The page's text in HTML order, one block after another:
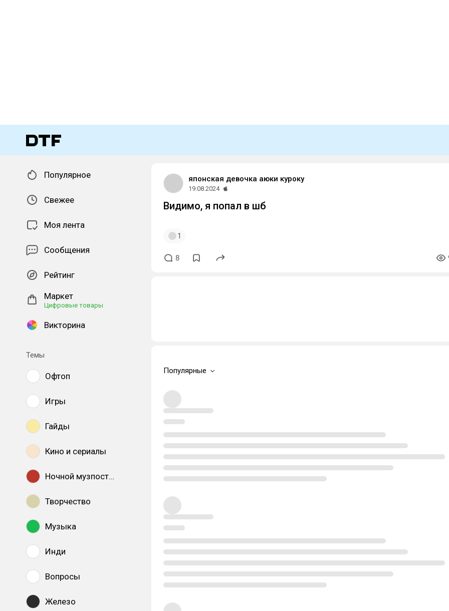
Популярное
Свежее
Моя лента
Сообщения
Рейтинг
Маркет
Цифровые товары
Викторина
Темы
Офтоп
Игры
Гайды
Кино и сериалы
Ночной музпостинг
Творчество
Музыка
Инди
Вопросы
Железо
японская девочка аюки куроку
19.08.2024
Видимо, я попал в шб
1
8
Популярные